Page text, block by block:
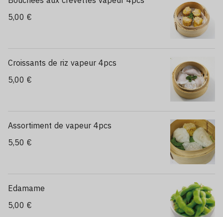
5,00 €
Croissants de riz vapeur 4pcs
5,00 €
Assortiment de vapeur 4pcs
5,50 €
Edamame
5,00 €